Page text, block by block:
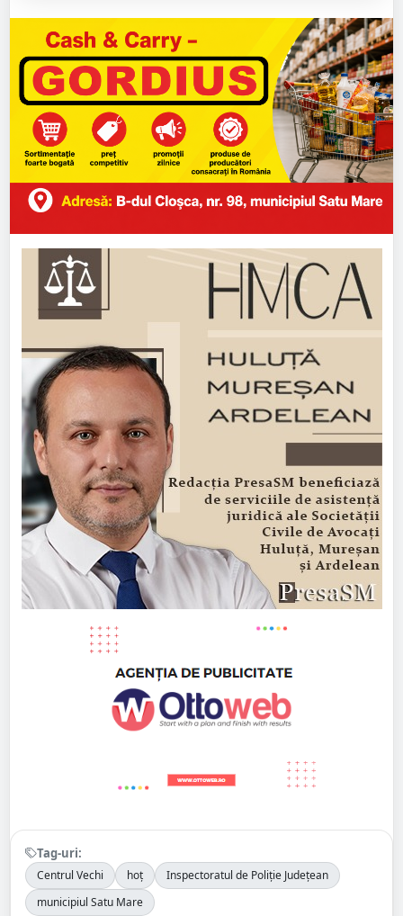
Tag-uri:
Centrul Vechi hoț
Inspectoratul de Poliție Județean
municipiul Satu Mare